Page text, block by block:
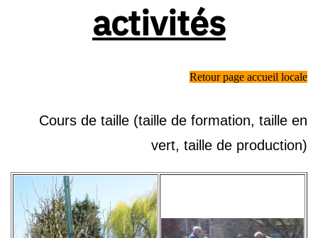
activités
Retour page accueil locale
Cours de taille (taille de formation, taille en
vert, taille de production)